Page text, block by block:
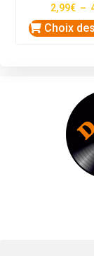
2,99€ –
Choix